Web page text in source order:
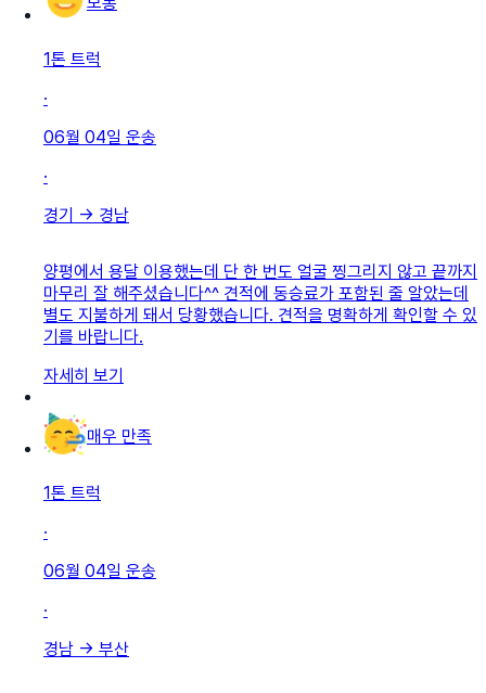
1톤 트럭
·
06월 04일 운송
·
경기 → 경남
양평에서 용달 이용했는데 단 한 번도 얼굴 찡그리지 않고 끝까지
마무리 잘 해주셨습니다^^ 견적에 동승료가 포함된 줄 알았는데
별도 지불하게 돼서 당황했습니다. 견적을 명확하게 확인할 수 있
기를 바랍니다.
자세히 보기
매우 만족
1톤 트럭
·
06월 04일 운송
·
경남 → 부산